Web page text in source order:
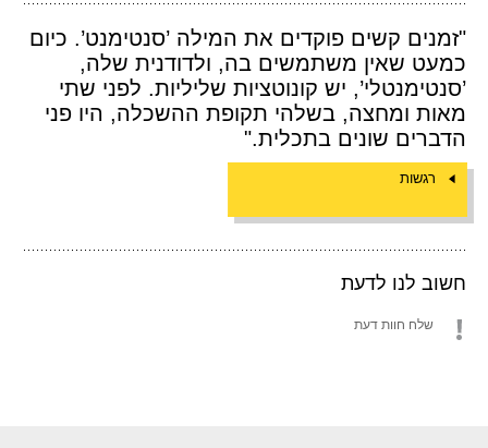
"זמנים קשים פוקדים את המילה ’סנטימנט’. כיום
כמעט שאין משתמשים בה, ולדודנית שלה,
’סנטימנטלי’, יש קונוטציות שליליות. לפני שתי
מאות ומחצה, בשלהי תקופת ההשכלה, היו פני
הדברים שונים בתכלית."
רגשות
חשוב לנו לדעת
שלח חוות דעת